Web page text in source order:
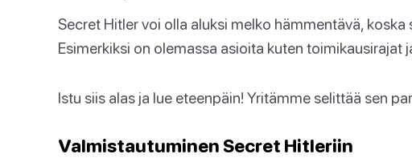
Secret Hitler voi olla aluksi melko hämmentävä,
Esimerkiksi on olemassa asioita kuten toimikausirajat
Istu siis alas ja lue eteenpäin! Yritämme selittää sen
Valmistautuminen Secret Hitleriin